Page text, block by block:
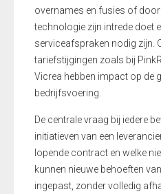
overnames en fusies of
technologie zijn intrede doet
serviceafspraken nodig zijn.
tariefstijgingen zoals bij
Vicrea hebben impact op de
bedrijfsvoering.
De centrale vraag bij iedere
initiatieven van een
lopende contract en welke
kunnen nieuwe behoeften
ingepast, zonder volledig